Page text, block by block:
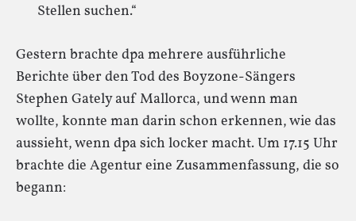
Stellen suchen.“
Gestern brachte dpa mehrere ausführliche
Berichte über den Tod des Boyzone-Sängers
Stephen Gately auf Mallorca, und wenn man
wollte, konnte man darin schon erkennen, wie das
aussieht, wenn dpa sich locker macht. Um 17.15 Uhr
brachte die Agentur eine Zusammenfassung, die so
begann: